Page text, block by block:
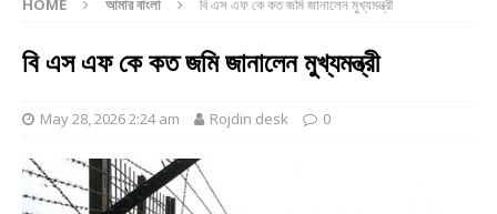
HOME আমার বাংলা বি এস এফ কে কত জমি জানালেন মুখ্যমন্ত্রী
বি এস এফ কে কত জমি জানালেন মুখ্যমন্ত্রী
May 28, 2026 2:24 am Rojdin desk 0